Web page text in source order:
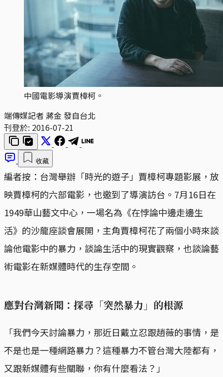
中國電影導演賈樟柯。
端傳媒記者 蔣金 發自台北
刊登於: 2016-07-21
收藏
編者按：台灣舉辦「時光的遊子」賈樟柯專題影展，放
映賈樟柯的六部電影，也邀到了導演訪台。7月16日在
1949華山藝文中心，一場名為《在悖論中邊走邊生
活》的沙龍座談會展開，主角賈樟柯花了兩個小時來談
論他電影中的暴力，談論生活中的現實觀察，也談論藝
術電影在新媒體時代的生存空間。
應對台灣新聞：探尋「突然暴力」的根源
「我們今天討論暴力，那近日戴立忍跟趙薇的事情，是
不是也是一種網路暴力？這種暴力不管台灣大陸都有，
又跟新媒體有些關聯，你有什麼看法？」